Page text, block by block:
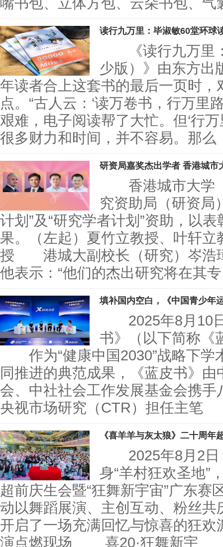
读行九万里：毕淑敏60堂环球
《读行九万里：
少版）》由东方出
年读者合上这套书的最后一页时
点。“古人云：‘读万卷书，行万里
艰难，电子阅读帮了大忙。但‘行
很多财力和时间，并不容易。那么
研资局嘉奖杰出学者 香港城市
香港城市大学（
究资助局（研资局
计划”及“研究学者计划”资助，以
果。（左起）夏竹立教授、叶轩
授 港城大副校长（研究）岑浩
他表示：“他们的杰出研究将在其专
填补国内空白，《中国青少年
2025年8月10日
书》（以下简称《
作为“健康中国2030”战略下学
同推进的典范成果，《蓝皮书》
会、中社社会工作发展基金会携
央视市场研究（CTR）担任主笔
《喜羊羊与灰太狼》二十周年
2025年8月2日
身“羊村狂欢圣地”
超前庆生会暨“狂舞新宇宙”广东
动以舞蹈展演、主创互动、粉丝
开启了一场充满回忆与惊喜的
演点燃现场 喜20·狂舞新宇